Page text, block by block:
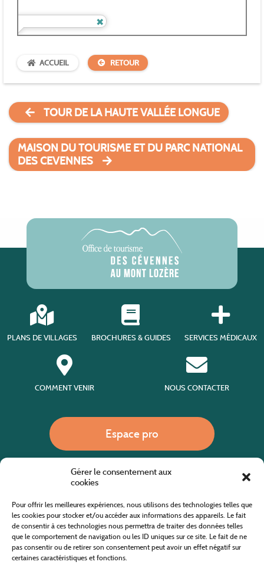
Gérer le consentement aux
cookies
Pour offrir les meilleures expériences, nous utilisons des technologies telles que
les cookies pour stocker et/ou accéder aux informations des appareils. Le fait
de consentir à ces technologies nous permettra de traiter des données telles
que le comportement de navigation ou les ID uniques sur ce site. Le fait de ne
pas consentir ou de retirer son consentement peut avoir un effet négatif sur
certaines caractéristiques et fonctions.
ACCUEIL RETOUR
TOUR DE LA HAUTE VALLÉE LONGUE
MAISON DU TOURISME ET DU PARC NATIONAL
DES CEVENNES
PLANS DE VILLAGES BROCHURES & GUIDES SERVICES MÉDICAUX
COMMENT VENIR NOUS CONTACTER
Espace pro
Site internet cofinancé par le fonds européen agricole pour le développement rural
L'Europe investit dans les zones rurales